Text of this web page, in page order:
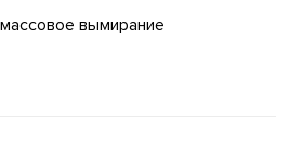
вымирание